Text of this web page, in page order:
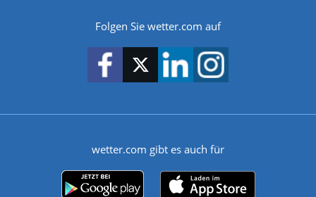
Folgen Sie wetter.com auf
wetter.com gibt es auch für